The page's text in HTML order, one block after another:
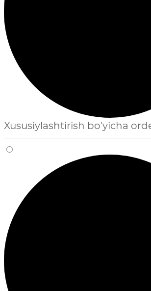
Xususiylashtirish bo'yicha